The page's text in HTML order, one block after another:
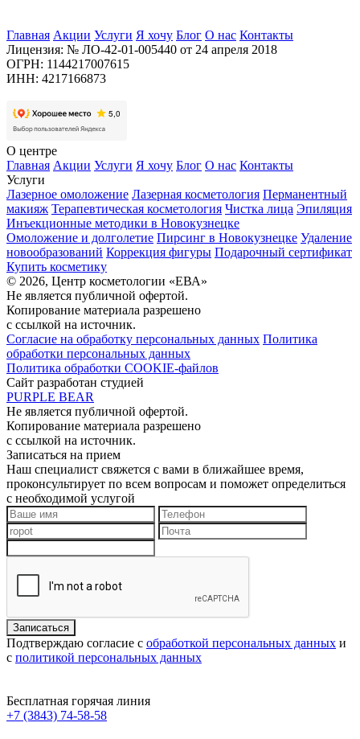
Главная Акции Услуги Я хочу Блог О нас Контакты
Лицензия: № ЛО-42-01-005440 от 24 апреля 2018
ОГРН: 1144217007615
ИНН: 4217166873
О центре
Главная Акции Услуги Я хочу Блог О нас Контакты
Услуги
Лазерное омоложение Лазерная косметология Перманентный
макияж Терапевтическая косметология Чистка лица Эпиляция
Инъекционные методики в Новокузнецке
Омоложение и долголетие Пирсинг в Новокузнецке Удаление
новообразований Коррекция фигуры Подарочный сертификат
Купить косметику
© 2026, Центр косметологии «ЕВА»
Не является публичной офертой.
Копирование материала разрешено
с ссылкой на источник.
Согласие на обработку персональных данных Политика
обработки персональных данных
Политика обработки COOKIE-файлов
Сайт разработан студией
PURPLE BEAR
Не является публичной офертой.
Копирование материала разрешено
с ссылкой на источник.
Записаться на прием
Наш специалист свяжется с вами в ближайшее время,
проконсультирует по всем вопросам и поможет определиться
с необходимой услугой
Подтверждаю согласие с обработкой персональных данных и
с политикой персональных данных
Бесплатная горячая линия
+7 (3843) 74-58-58